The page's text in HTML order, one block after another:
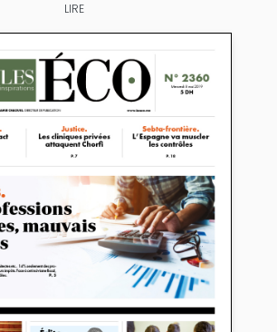
LIRE